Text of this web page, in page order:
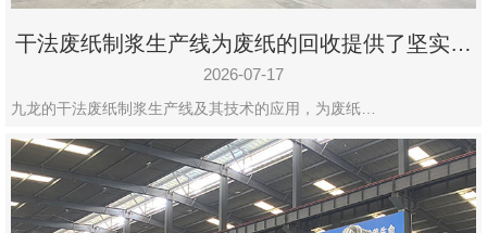
设
有
限
公
干法废纸制浆生产线为废纸的回收提供了坚实的
保障
2026-07-17
九龙的干法废纸制浆生产线及其技术的应用，为废纸…